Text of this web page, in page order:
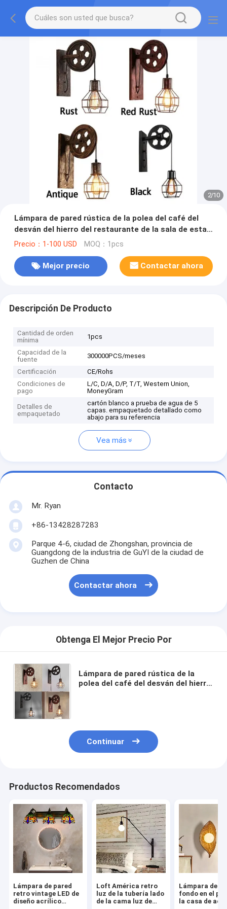
2/10
Lámpara de pared rústica de la polea del café del
desván del hierro del restaurante de la sala de estar
E27 del pasillo (WH-VR-08)
Precio：1-100 USD MOQ：1pcs
Mejor precio Contactar ahora
Descripción De Producto
Cantidad de orden
mínima
1pcs
Capacidad de la
fuente
300000PCS/meses
Certificación
CE/Rohs
Condiciones de
pago
L/C, D/A, D/P, T/T, Western Union,
MoneyGram
Detalles de
empaquetado
cartón blanco a prueba de agua de 5
capas. empaquetado detallado como
abajo para su referencia
Vea más
Contacto
Mr. Ryan
+86-13428287283
Parque 4-6, ciudad de Zhongshan, provincia de
Guangdong de la industria de GuYI de la ciudad de
Guzhen de China
Contactar ahora
Obtenga El Mejor Precio Por
Lámpara de pared rústica de la
polea del café del desván del hierro
Continuar
Productos Recomendados
Lámpara de pared
retro vintage LED de
diseño acrílico
Loft América retro
luz de la tubería lado
de la cama luz de
Lámpara de
fondo en el
la casa de